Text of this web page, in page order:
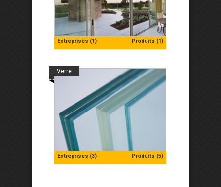
Entreprises (1) Produits (1)
Entreprises (3) Produits (5)
Verre